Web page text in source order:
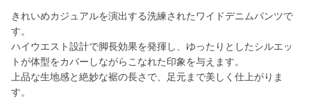
きれいめカジュアルを演出する洗練されたワイドデニムパンツで
す。
ハイウエスト設計で脚長効果を発揮し、ゆったりとしたシルエッ
トが体型をカバーしながらこなれた印象を与えます。
上品な生地感と絶妙な裾の長さで、足元まで美しく仕上がりま
す。